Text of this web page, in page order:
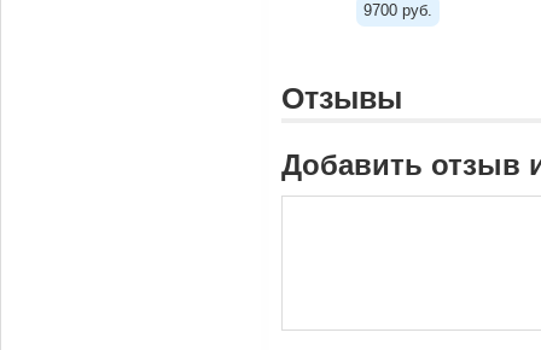
9700 руб.
Отзывы
Добавить отзыв